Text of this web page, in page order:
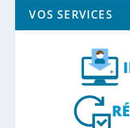
VOS SERVICES